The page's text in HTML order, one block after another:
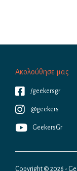
Ακολούθησε μας
/geekersgr
@geekers
GeekersGr
Copyright © 2026 -